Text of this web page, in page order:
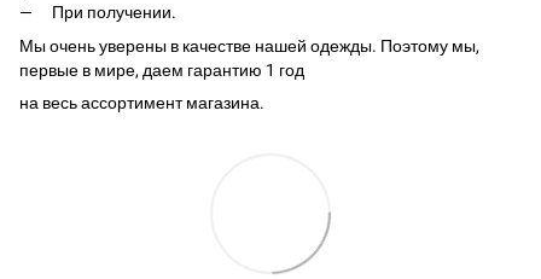
При получении.
Мы очень уверены в качестве нашей одежды. Поэтому мы,
первые в мире, даем гарантию 1 год
на весь ассортимент магазина.